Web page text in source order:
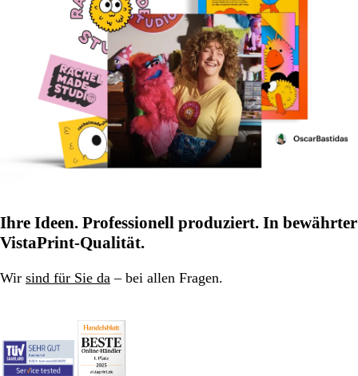
Ihre Ideen. Professionell produziert. In bewährter
VistaPrint-Qualität.
Wir sind für Sie da – bei allen Fragen.